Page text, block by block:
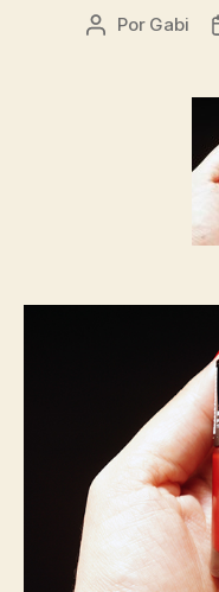
Autor
Por Gabi